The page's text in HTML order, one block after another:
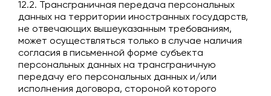
12.2. Трансграничная передача персональных
данных на территории иностранных государств,
не отвечающих вышеуказанным требованиям,
может осуществляться только в случае наличия
согласия в письменной форме субъекта
персональных данных на трансграничную
передачу его персональных данных и/или
исполнения договора, стороной которого